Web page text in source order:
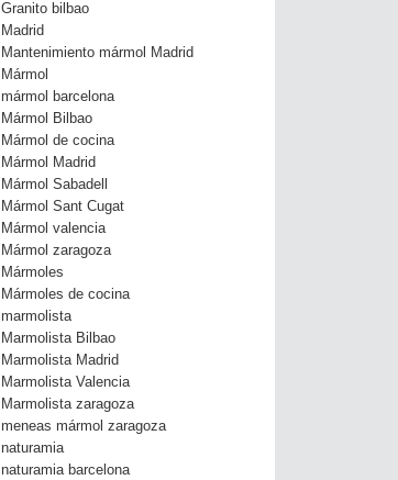
Granito bilbao
Madrid
Mantenimiento mármol Madrid
Mármol
mármol barcelona
Mármol Bilbao
Mármol de cocina
Mármol Madrid
Mármol Sabadell
Mármol Sant Cugat
Mármol valencia
Mármol zaragoza
Mármoles
Mármoles de cocina
marmolista
Marmolista Bilbao
Marmolista Madrid
Marmolista Valencia
Marmolista zaragoza
meneas mármol zaragoza
naturamia
naturamia barcelona